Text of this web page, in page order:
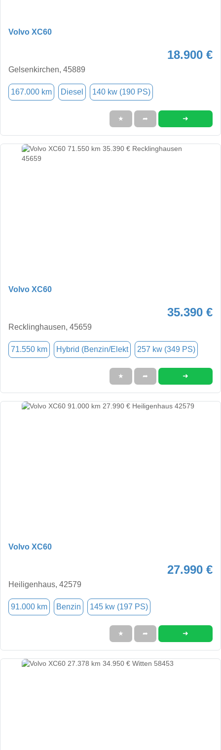
Volvo XC60
18.900 €
Gelsenkirchen, 45889
167.000 km Diesel 140 kw (190 PS)
★ ➦ ➜
Volvo XC60
35.390 €
Recklinghausen, 45659
71.550 km Hybrid (Benzin/Elekt 257 kw (349 PS)
★ ➦ ➜
Volvo XC60
27.990 €
Heiligenhaus, 42579
91.000 km Benzin 145 kw (197 PS)
★ ➦ ➜